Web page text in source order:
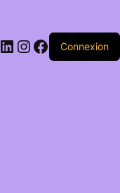
LinkedIn
Instagram
Facebook
Connexion